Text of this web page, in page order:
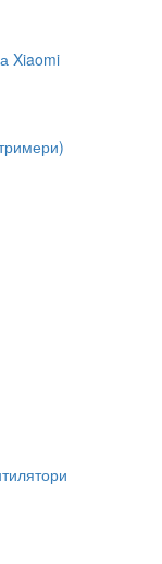
Xiaomi